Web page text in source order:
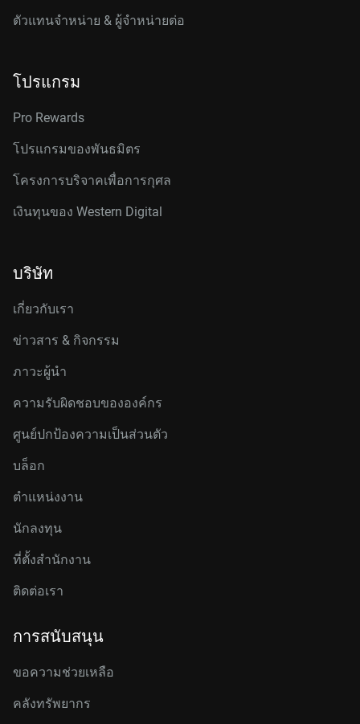
ตัวแทนจำหน่าย & ผู้จำหน่ายต่อ
โปรแกรม
Pro Rewards
โปรแกรมของพันธมิตร
โครงการบริจาคเพื่อการกุศล
เงินทุนของ Western Digital
บริษัท
เกี่ยวกับเรา
ข่าวสาร & กิจกรรม
ภาวะผู้นำ
ความรับผิดชอบขององค์กร
ศูนย์ปกป้องความเป็นส่วนตัว
บล็อก
ตำแหน่งงาน
นักลงทุน
ที่ตั้งสำนักงาน
ติดต่อเรา
การสนับสนุน
ขอความช่วยเหลือ
คลังทรัพยากร